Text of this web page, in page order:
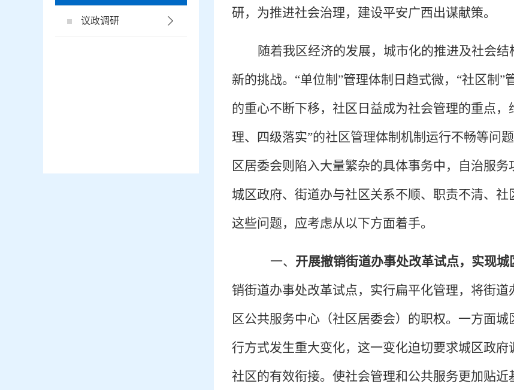
议政调研
研，为推进社会治理，建设平安广西出谋献策。
随着我区经济的发展，城市化的推进及社会
新的挑战。“单位制”管理体制日趋式微，“社区制
的重心不断下移，社区日益成为社会管理的重点
理、四级落实”的社区管理体制机制运行不畅等问
区居委会则陷入大量繁杂的具体事务中，自治服
城区政府、街道办与社区关系不顺、职责不清、
这些问题，应考虑从以下方面着手。
一、 开展撤销街道办事处改革试点，实现城
销街道办事处改革试点，实行扁平化管理，将街
区公共服务中心（社区居委会）的职权。一方面
行方式发生重大变化，这一变化迫切要求城区政
社区的有效衔接。使社会管理和公共服务更加贴